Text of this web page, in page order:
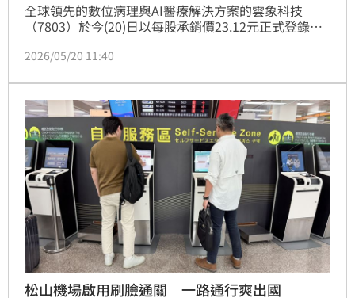
全球領先的數位病理與AI醫療解決方案的雲象科技
（7803）於今(20)日以每股承銷價23.12元正式登錄創
中價格22.8元。雲象科技為台灣資本市場首家數位病理
病理解決方案供應商。
2026/05/20 11:40
松山機場啟用刷臉通關 一路通行爽出國